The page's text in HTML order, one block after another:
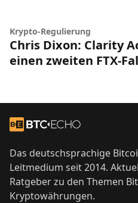
Krypto-Regulierung
Chris Dixon: Clarity
einen zweiten FTX-
Zur Startseite
Das deutschsprachige
Leitmedium seit 2014.
Ratgeber zu den Themen
Kryptowährungen.